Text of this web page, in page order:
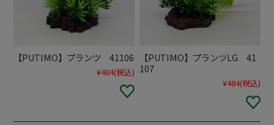
【PUTIMO】プランツ 41106
¥484(税込)
【PUTIMO】プランツLG 41
107
¥484(税込)